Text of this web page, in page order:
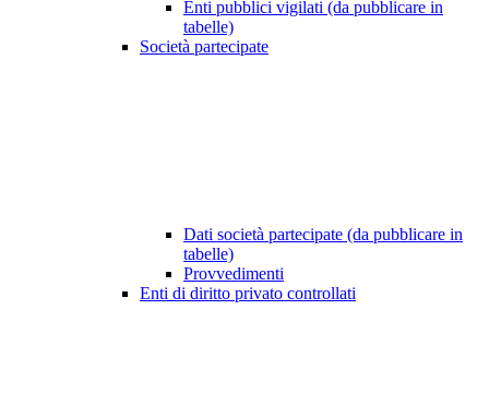
Enti pubblici vigilati (da pubblicare in
tabelle)
Società partecipate
Dati società partecipate (da pubblicare in
tabelle)
Provvedimenti
Enti di diritto privato controllati